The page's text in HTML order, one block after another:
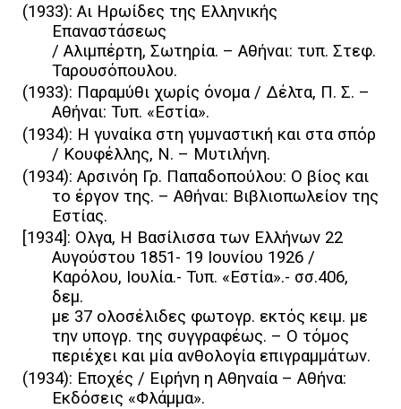
(1933): Αι Ηρωίδες της Ελληνικής
Επαναστάσεως
/ Αλιμπέρτη, Σωτηρία. – Αθήναι: τυπ. Στεφ.
Ταρουσόπουλου.
(1933): Παραμύθι χωρίς όνομα / Δέλτα, Π. Σ. –
Αθήναι: Τυπ. «Εστία».
(1934): Η γυναίκα στη γυμναστική και στα σπόρ
/ Κουφέλλης, Ν. – Μυτιλήνη.
(1934): Αρσινόη Γρ. Παπαδοπούλου: Ο βίος και
το έργον της. – Αθήναι: Βιβλιοπωλείον της
Εστίας.
[1934]: Ολγα, Η Βασίλισσα των Ελλήνων 22
Αυγούστου 1851- 19 Ιουνίου 1926 /
Kαρόλου, Ιουλία.- Τυπ. «Eστία».- σσ.406,
δεμ.
με 37 ολοσέλιδες φωτογρ. εκτός κειμ. με
την υπογρ. της συγγραφέως. – O τόμος
περιέχει και μία ανθολογία επιγραμμάτων.
(1934): Εποχές / Ειρήνη η Αθηναία – Αθήνα:
Εκδόσεις «Φλάμμα».